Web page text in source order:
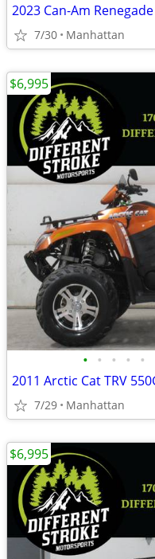
7/30 Manhattan
• • • • •
2011 Arctic Cat TRV
7/29 Manhattan
$6,995
$6,995